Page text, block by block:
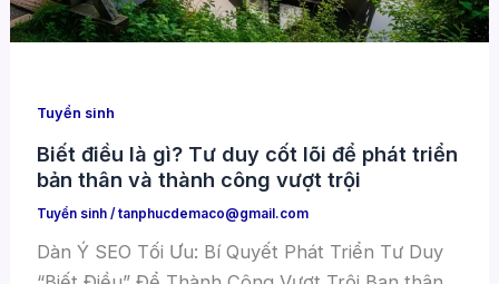
Tuyển sinh
Biết điều là gì? Tư duy cốt lõi để phát triển
bản thân và thành công vượt trội
Tuyển sinh /tanphucdemaco@gmail.com
Dàn Ý SEO Tối Ưu: Bí Quyết Phát Triển Tư Duy